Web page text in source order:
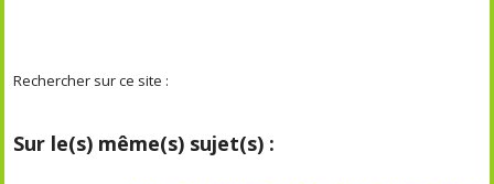
Rechercher sur ce site :
Sur le(s) même(s) sujet(s) :